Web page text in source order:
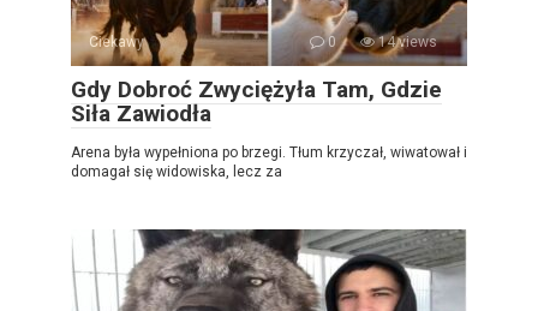
Ciekawy 0 14 views
Gdy Dobroć Zwyciężyła Tam, Gdzie
Siła Zawiodła
Arena była wypełniona po brzegi. Tłum krzyczał, wiwatował i
domagał się widowiska, lecz za